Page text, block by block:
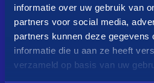
informatie over uw gebruik van
partners voor social media,
partners kunnen deze gegevens
informatie die u aan ze heeft
verzameld op basis van uw